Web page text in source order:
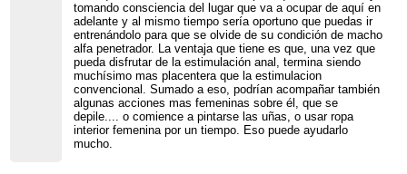
tomando consciencia del lugar que va a ocupar de aquí en
adelante y al mismo tiempo sería oportuno que puedas ir
entrenándolo para que se olvide de su condición de macho
alfa penetrador. La ventaja que tiene es que, una vez que
pueda disfrutar de la estimulación anal, termina siendo
muchísimo mas placentera que la estimulacion
convencional. Sumado a eso, podrían acompañar también
algunas acciones mas femeninas sobre él, que se
depile.... o comience a pintarse las uñas, o usar ropa
interior femenina por un tiempo. Eso puede ayudarlo
mucho.